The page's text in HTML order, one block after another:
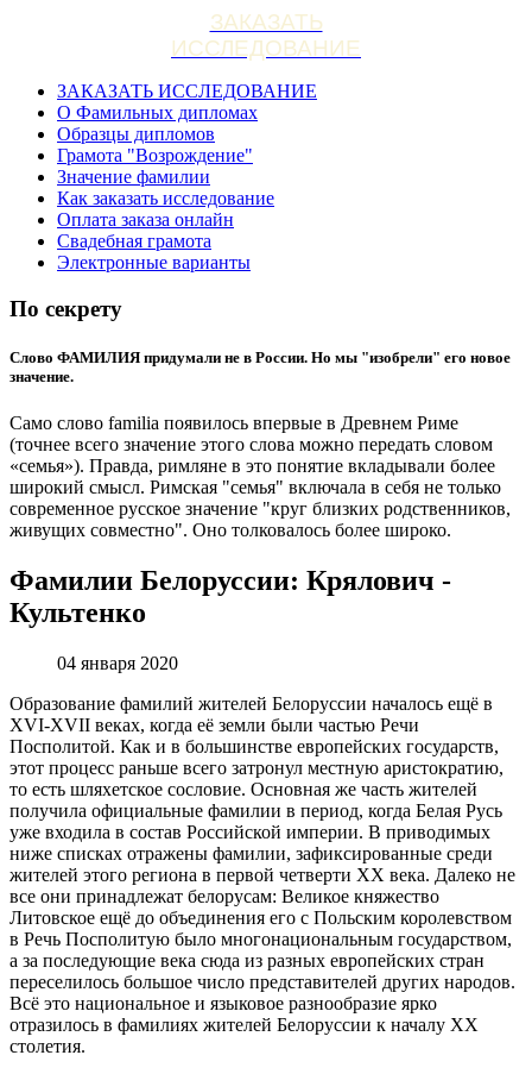
ЗАКАЗАТЬ
ИССЛЕДОВАНИЕ
ЗАКАЗАТЬ ИССЛЕДОВАНИЕ
О Фамильных дипломах
Образцы дипломов
Грамота "Возрождение"
Значение фамилии
Как заказать исследование
Оплата заказа онлайн
Свадебная грамота
Электронные варианты
По секрету
Слово ФАМИЛИЯ придумали не в России. Но мы "изобрели" его новое
значение.
Само слово familia появилось впервые в Древнем Риме
(точнее всего значение этого слова можно передать словом
«семья»). Правда, римляне в это понятие вкладывали более
широкий смысл. Римская "семья" включала в себя не только
современное русское значение "круг близких родственников,
живущих совместно". Оно толковалось более широко.
Фамилии Белоруссии: Крялович -
Культенко
04 января 2020
Образование фамилий жителей Белоруссии началось ещё в
XVI-XVII веках, когда её земли были частью Речи
Посполитой. Как и в большинстве европейских государств,
этот процесс раньше всего затронул местную аристократию,
то есть шляхетское сословие. Основная же часть жителей
получила официальные фамилии в период, когда Белая Русь
уже входила в состав Российской империи. В приводимых
ниже списках отражены фамилии, зафиксированные среди
жителей этого региона в первой четверти XX века. Далеко не
все они принадлежат белорусам: Великое княжество
Литовское ещё до объединения его с Польским королевством
в Речь Посполитую было многонациональным государством,
а за последующие века сюда из разных европейских стран
переселилось большое число представителей других народов.
Всё это национальное и языковое разнообразие ярко
отразилось в фамилиях жителей Белоруссии к началу XX
столетия.